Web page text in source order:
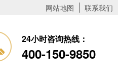
网站地图 联系我们
24小时咨询热线：
400-150-9850